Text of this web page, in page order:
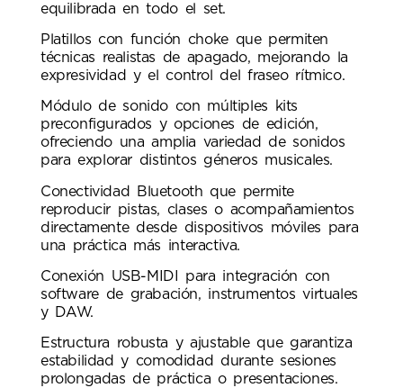
equilibrada en todo el set.
Platillos con función choke que permiten
técnicas realistas de apagado, mejorando la
expresividad y el control del fraseo rítmico.
Módulo de sonido con múltiples kits
preconfigurados y opciones de edición,
ofreciendo una amplia variedad de sonidos
para explorar distintos géneros musicales.
Conectividad Bluetooth que permite
reproducir pistas, clases o acompañamientos
directamente desde dispositivos móviles para
una práctica más interactiva.
Conexión USB-MIDI para integración con
software de grabación, instrumentos virtuales
y DAW.
Estructura robusta y ajustable que garantiza
estabilidad y comodidad durante sesiones
prolongadas de práctica o presentaciones.